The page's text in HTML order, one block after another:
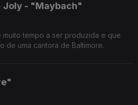
Joly - "Maybach"
muito tempo a ser produzida e que
de uma cantora de Baltimore.